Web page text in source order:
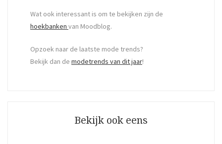
Wat ook interessant is om te bekijken zijn de
hoekbanken van Moodblog.
Opzoek naar de laatste mode trends?
Bekijk dan de modetrends van dit jaar!
Bekijk ook eens